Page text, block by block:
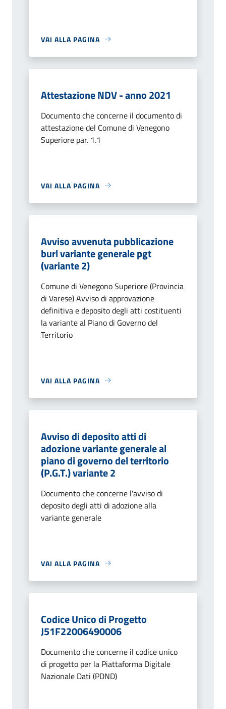
VAI ALLA PAGINA
Attestazione NDV - anno 2021
Documento che concerne il documento di
attestazione del Comune di Venegono
Superiore par. 1.1
VAI ALLA PAGINA
Avviso avvenuta pubblicazione
burl variante generale pgt
(variante 2)
Comune di Venegono Superiore (Provincia
di Varese) Avviso di approvazione
definitiva e deposito degli atti costituenti
la variante al Piano di Governo del
Territorio
VAI ALLA PAGINA
Avviso di deposito atti di
adozione variante generale al
piano di governo del territorio
(P.G.T.) variante 2
Documento che concerne l'avviso di
deposito degli atti di adozione alla
variante generale
VAI ALLA PAGINA
Codice Unico di Progetto
J51F22006490006
Documento che concerne il codice unico
di progetto per la Piattaforma Digitale
Nazionale Dati (PDND)